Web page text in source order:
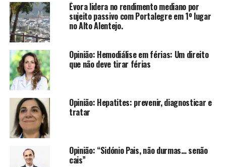
Évora lidera no rendimento mediano por
sujeito passivo com Portalegre em 1º lugar
no Alto Alentejo.
Opinião: Hemodiálise em férias: Um direito
que não deve tirar férias
Opinião: Hepatites: prevenir, diagnosticar e
tratar
Opinião: “Sidónio Pais, não durmas… senão
cais”